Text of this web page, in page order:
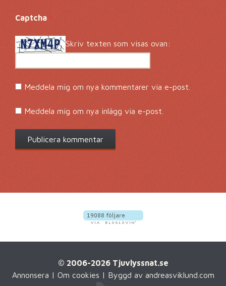
Captcha*
Skriv texten som visas ovan:
Meddela mig om nya kommentarer via e-post.
Meddela mig om nya inlägg via e-post.
© 2006-2026 Tjuvlyssnat.se
Annonsera | Om cookies | Byggd av andreasviklund.com